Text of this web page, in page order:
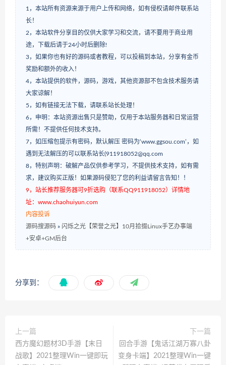
1，本站所有资源来源于用户上传和网络，如有侵权请邮件联系站
长！
2，本站软件分享目的仅供大家学习和交流，请不要用于商业用
途，下载后请于24小时后删除!
3，如果你也有好的源码或者教程，可以投稿到本站，分享有金币
奖励和额外的收入！
4，本站提供的软件，源码，游戏，其他资源部不包含技术服务请
大家谅解！
5，如有链接无法下载，请联系站长处理！
6，申明：本站资源出售只是赞助，仅用于本站服务器和日常运营
所需！不提供任何技术支持。
7，如压缩包提示有密码，默认解压 密码为‘www.ggsou.com’，如
遇到无法解压的可以联系站长(911918052@qq.com
8，特别声明：破解产品仅供参考学习，不提供技术支持，如有需
求，建议购买正版！如果源码侵犯了您的利益请留言告知！！
9，站长推荐服务器可9折选购（联系QQ911918052）详情地
址：www.chaohuiyun.com
内容投诉
源码搜源码 » 闪烁之光【荣誉之光】10月拾掇Linux手艺办事端
+安卓+GM后台
分享到：
上一篇
西方魔幻题材3D手游【末日
战歌】2021整理Win一键即玩
下一篇
回合手游【鬼话江湖万寡八卦
变身卡端】2021整理Win一键